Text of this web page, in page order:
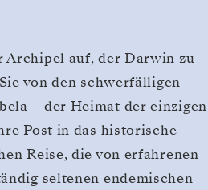
Archipel auf, der Darwin zu
von den schwerfälligen
– der Heimat der einzigen
Post in das historische
Reise, die von erfahrenen
seltenen endemischen